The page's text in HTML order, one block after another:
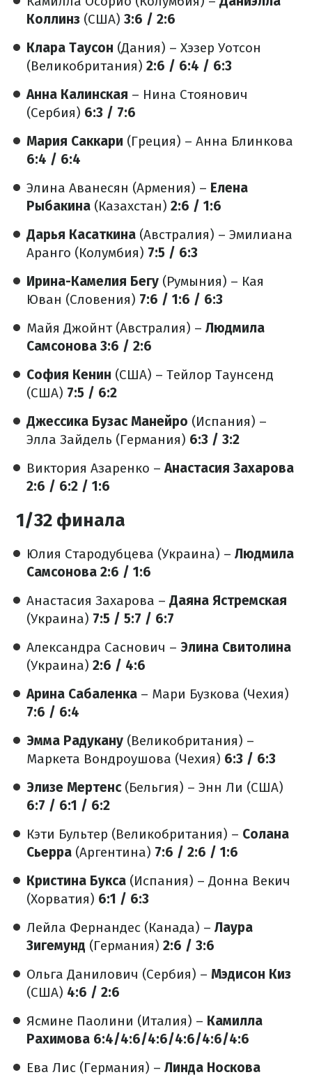
Коллинз (США) 3:6 / 2:6
Клара Таусон (Дания) – Хэзер Уотсон
(Великобритания) 2:6 / 6:4 / 6:3
Анна Калинская – Нина Стоянович
(Сербия) 6:3 / 7:6
Мария Саккари (Греция) – Анна Блинкова
6:4 / 6:4
Элина Аванесян (Армения) – Елена
Рыбакина (Казахстан) 2:6 / 1:6
Дарья Касаткина (Австралия) – Эмилиана
Аранго (Колумбия) 7:5 / 6:3
Ирина-Камелия Бегу (Румыния) – Кая
Юван (Словения) 7:6 / 1:6 / 6:3
Майя Джойнт (Австралия) – Людмила
Самсонова 3:6 / 2:6
София Кенин (США) – Тейлор Таунсенд
(США) 7:5 / 6:2
Джессика Бузас Манейро (Испания) –
Элла Зайдель (Германия) 6:3 / 3:2
Виктория Азаренко –Анастасия Захарова
2:6 / 6:2 / 1:6
1/32 финала
Юлия Стародубцева (Украина) – Людмила
Самсонова 2:6 / 1:6
Анастасия Захарова – Даяна Ястремская
(Украина) 7:5 / 5:7 / 6:7
Александра Саснович – Элина Свитолина
(Украина) 2:6 / 4:6
Арина Сабаленка – Мари Бузкова (Чехия)
7:6 / 6:4
Эмма Радукану (Великобритания) –
Маркета Вондроушова (Чехия) 6:3 / 6:3
Элизе Мертенс(Бельгия) – Энн Ли (США)
6:7 / 6:1 / 6:2
Кэти Бультер (Великобритания) – Солана
Сьерра (Аргентина) 7:6 / 2:6 / 1:6
Кристина Букса (Испания) – Донна Векич
(Хорватия) 6:1 / 6:3
Лейла Фернандес (Канада) – Лаура
Зигемунд (Германия) 2:6 / 3:6
Ольга Данилович (Сербия) – Мэдисон Киз
(США) 4:6 / 2:6
Ясмине Паолини (Италия) – Камилла
Рахимова 6:4/4:6/4:6/4:6/4:6/4:6
Ева Лис (Германия) – Линда Носкова